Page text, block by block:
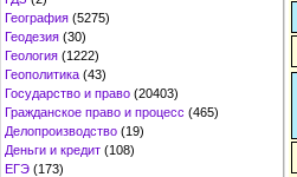
География (5275)
Геодезия (30)
Геология (1222)
Геополитика (43)
Государство и право (20403)
Гражданское право и процесс (465)
Делопроизводство (19)
Деньги и кредит (108)
ЕГЭ (173)